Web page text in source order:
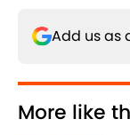
Add us as
More like